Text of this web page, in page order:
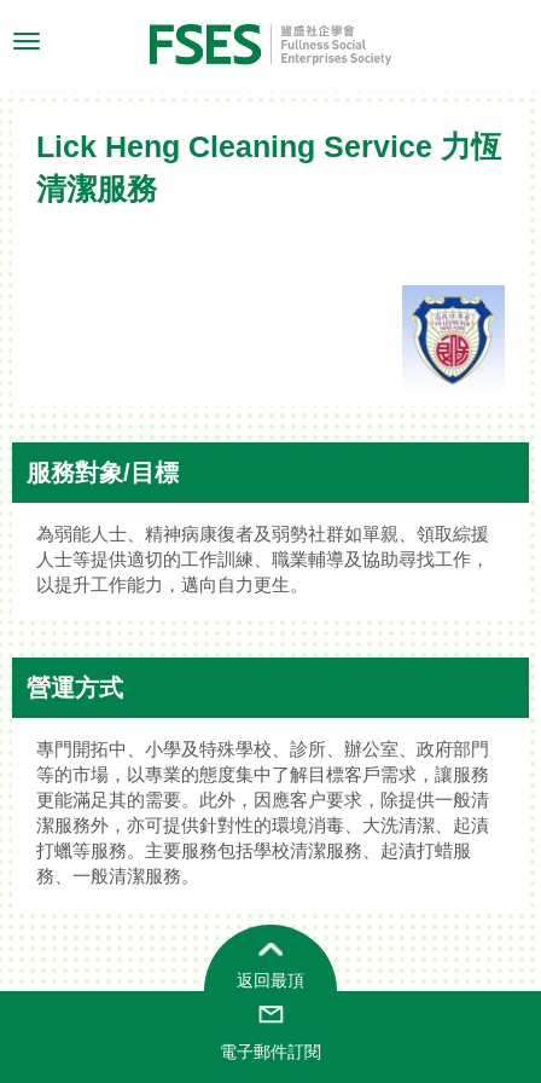
Toggle
Lick Heng Cleaning Service 力恆
清潔服務
服務對象/目標
為弱能人士、精神病康復者及弱勢社群如單親、領取綜援
人士等提供適切的工作訓練、職業輔導及協助尋找工作，
以提升工作能力，邁向自力更生。
營運方式
專門開拓中、小學及特殊學校、診所、辦公室、政府部門
等的市場，以專業的態度集中了解目標客戶需求，讓服務
更能滿足其的需要。此外，因應客户要求，除提供一般清
潔服務外，亦可提供針對性的環境消毒、大洗清潔、起漬
打蠟等服務。主要服務包括學校清潔服務、起漬打蜡服
務、一般清潔服務。
返回最頂
電子郵件訂閱